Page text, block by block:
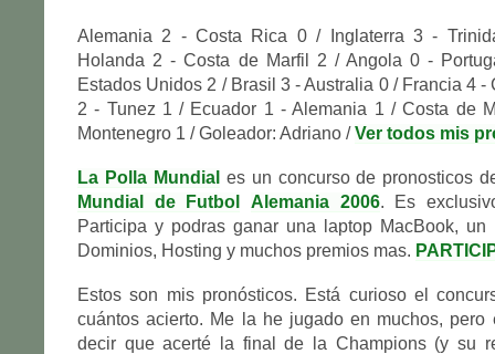
Alemania 2 - Costa Rica 0 / Inglaterra 3 -
Holanda 2 - Costa de Marfil 2 / Angola 0 -
Estados Unidos 2 / Brasil 3 - Australia 0 / Francia 4 -
2 - Tunez 1 / Ecuador 1 - Alemania 1 / Costa de
Montenegro 1 / Goleador: Adriano /Ver todos mis
La Polla Mundial es un concurso de pronosticos
Mundial de Futbol
Alemania 2006. Es
Participa y podras ganar una laptop MacBook, un
Dominios, Hosting y muchos premios mas.
Estos son mis pronósticos. Está curioso el
cuántos acierto. Me la he jugado en muchos, pero
decir que acerté la final de la Champions (y su